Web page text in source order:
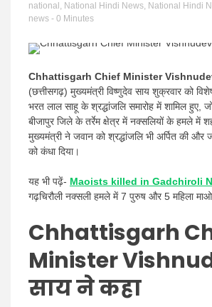
national , National Hindi News, National Hindi
news - 0 Minutes
Chhattisgarh Chief Minister
(छत्तीसगढ़) मुख्यमंत्री विष्णुदेव साय शुक्रवार को
भरत लाल साहू के श्रद्धांजलि समारोह में शामिल हुए,
बीजापुर जिले के तर्रेम क्षेत्र में नक्सलियों के हमले में
मुख्यमंत्री ने जवान को श्रद्धांजलि भी अर्पित की और
को कंधा दिया।
यह भी पढ़ें- Maoists killed in Gadchiroli
गढ़चिरौली नक्सली हमले में 7 पुरुष और 5 महिला
Chhattisgarh
Minister
साय ने कहा